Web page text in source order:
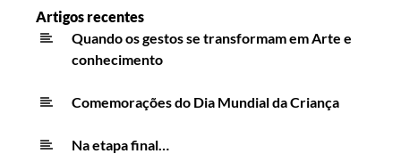
Artigos recentes
Quando os gestos se transformam em Arte e
conhecimento
Comemorações do Dia Mundial da Criança
Na etapa final…